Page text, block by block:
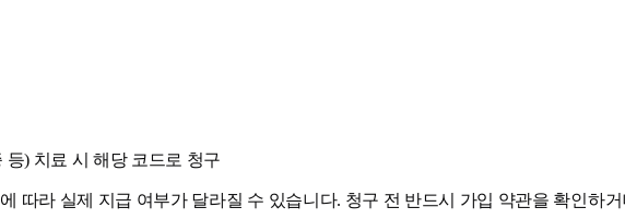
) 치료 시 해당 코드로 청구
따라 실제 지급 여부가 달라질 수 있습니다. 청구 전 반드시 가입 약관을 확인하